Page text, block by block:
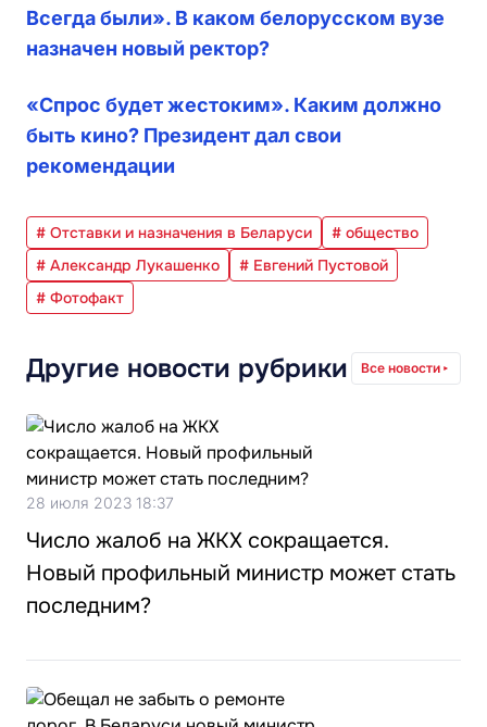
Всегда были». В каком белорусском вузе
назначен новый ректор?
«Спрос будет жестоким». Каким должно
быть кино? Президент дал свои
рекомендации
# Отставки и назначения в Беларуси
# общество
# Александр Лукашенко
# Евгений Пустовой
# Фотофакт
Другие новости рубрики Все новости
28 июля 2023 18:37
Число жалоб на ЖКХ сокращается.
Новый профильный министр может стать
последним?